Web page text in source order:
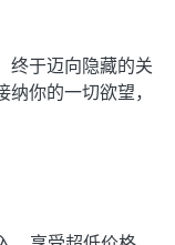
终于迈向隐藏的关
你的一切欲望，